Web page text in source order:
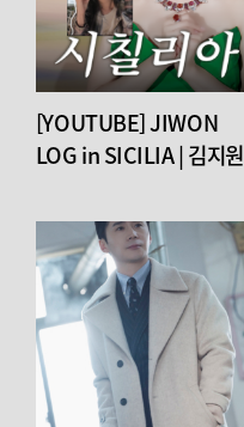
[YOUTUBE] JIWON
LOG in SICILIA | 김지원